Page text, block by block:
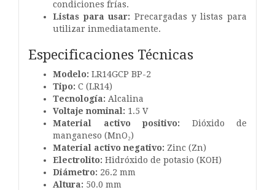
condiciones frías.
Listas para usar: Precargadas y listas para
utilizar inmediatamente.
Especificaciones Técnicas
Modelo: LR14GCP BP-2
Tipo: C (LR14)
Tecnología: Alcalina
Voltaje nominal: 1.5 V
Material activo positivo: Dióxido de
manganeso (MnO₂)
Material activo negativo: Zinc (Zn)
Electrolito: Hidróxido de potasio (KOH)
Diámetro: 26.2 mm
Altura: 50.0 mm